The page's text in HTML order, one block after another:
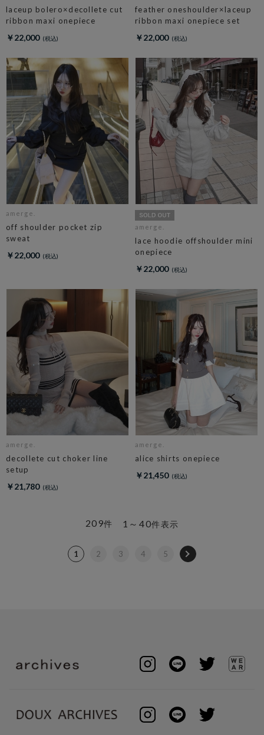
laceup bolero×decollete cut
ribbon maxi onepiece
￥22,000
feather oneshoulder×laceup
ribbon maxi onepiece set
￥22,000
amerge.
off shoulder pocket zip
sweat
￥22,000
amerge.
lace hoodie offshoulder mini
onepiece
￥22,000
amerge.
decollete cut choker line
setup
￥21,780
amerge.
alice shirts onepiece
￥21,450
1～40件表示
209件
1 2 3 4 5